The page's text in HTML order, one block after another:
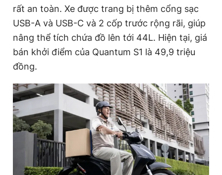
rất an toàn. Xe được trang bị thêm cổng sạc
USB-A và USB-C và 2 cốp trước rộng rãi, giúp
nâng thể tích chứa đồ lên tới 44L. Hiện tại, giá
bán khởi điểm của Quantum S1 là 49,9 triệu
đồng.